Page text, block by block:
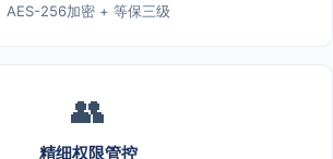
AES-256加密 + 等保三级
👥
精细权限管控